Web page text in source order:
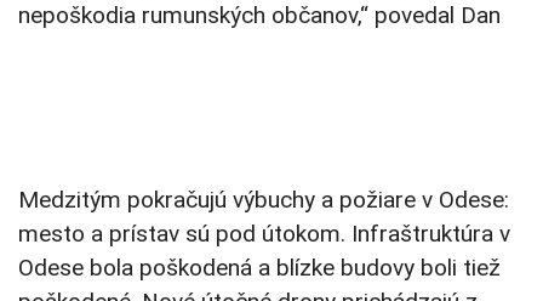
nepoškodia rumunských občanov,“ povedal Dan
Medzitým pokračujú výbuchy a požiare v Odese:
mesto a prístav sú pod útokom. Infraštruktúra v
Odese bola poškodená a blízke budovy boli tiež